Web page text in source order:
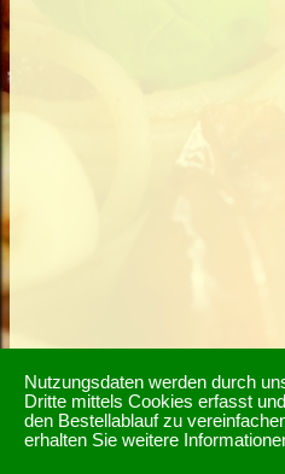
Nutzungsdaten werden durch
Dritte mittels Cookies erfasst
den Bestellablauf zu
erhalten Sie weitere